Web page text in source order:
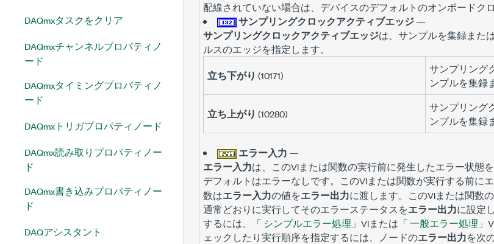
DAQmxタスクをクリア
DAQmxチャンネルプロパティノ
ード
DAQmxタイミングプロパティノ
ード
DAQmxトリガプロパティノード
DAQmx読み取りプロパティノー
ド
DAQmx書き込みプロパティノー
ド
DAQアシスタント
配線されていない場合は、デバイスのデフォルトのオンボードク
サンプリングクロックアクティブエッジ—
サンプリングクロックアクティブエッジは、サンプルを集録また
ルスのエッジを指定します。
立ち下がり (10171)
サンプリング
ンプルを集録
立ち上がり (10280)
サンプリング
ンプルを集録
エラー入力 —
エラー入力は、このVIまたは関数の実行前に発生したエラー状態を
デフォルトはエラーなしです。このVIまたは関数が実行する前に
数はエラー入力の値をエラー出力に渡します。このVIまたは関数
通常どおりに実行してそのエラーステータスをエラー出力に設定
するには、「 シンプルエラー処理 」VIまたは「一般エラー処理 」
ェックしたり実行順序を指定するには、ノードのエラー出力を次